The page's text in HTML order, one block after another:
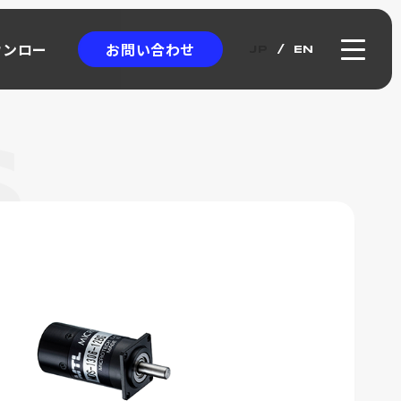
カタログ
ロー
お問い合わせ EN